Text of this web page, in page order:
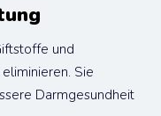
und
Sie
Darmgesundheit